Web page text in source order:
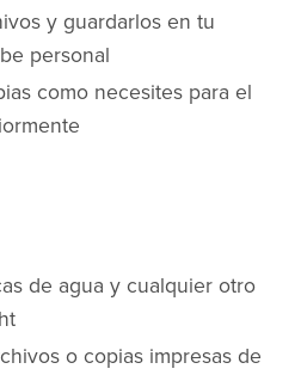
y guardarlos en tu
personal
como necesites para el
de agua y cualquier otro
o copias impresas de